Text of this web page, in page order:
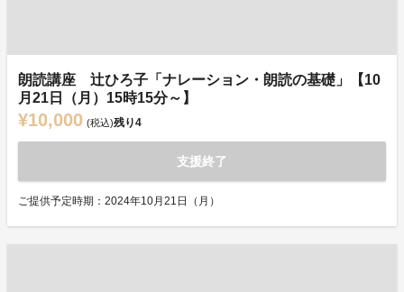
朗読講座 辻ひろ子「ナレーション・朗読の基礎」【10
月21日（月）15時15分～】
¥10,000 (税込)残り4
支援終了
ご提供予定時期：2024年10月21日（月）